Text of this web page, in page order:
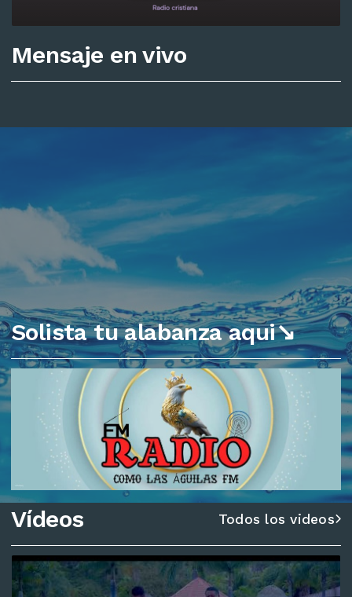
Mensaje en vivo
Solista tu alabanza aqui↘️
Vídeos Todos los videos